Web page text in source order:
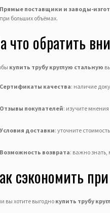
Прямые поставщики и заводы-
при больших объёмах.
что обратить
купить трубу круглую стальную
Сертификаты качества: наличие
Отзывы покупателей: изучите
Условия доставки: уточните
Возможность возврата: важно знать,
сэкономить
вы хотите выгодно купить трубу